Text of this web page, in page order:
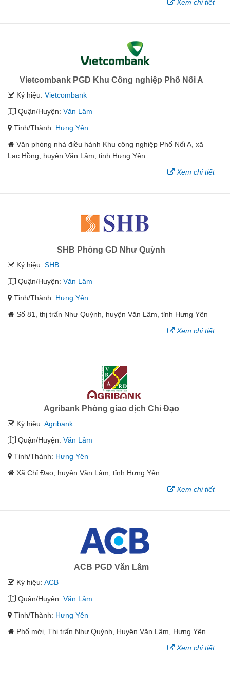
Xem chi tiết
Vietcombank PGD Khu Công nghiệp Phố Nối A
Ký hiệu: Vietcombank
Quận/Huyện: Văn Lâm
Tỉnh/Thành: Hưng Yên
Văn phòng nhà điều hành Khu công nghiệp Phố Nối A, xã
Lạc Hồng, huyện Văn Lâm, tỉnh Hưng Yên
Xem chi tiết
SHB Phòng GD Như Quỳnh
Ký hiệu: SHB
Quận/Huyện: Văn Lâm
Tỉnh/Thành: Hưng Yên
Số 81, thị trấn Như Quỳnh, huyện Văn Lâm, tỉnh Hưng Yên
Xem chi tiết
Agribank Phòng giao dịch Chỉ Đạo
Ký hiệu: Agribank
Quận/Huyện: Văn Lâm
Tỉnh/Thành: Hưng Yên
Xã Chỉ Đạo, huyện Văn Lâm, tỉnh Hưng Yên
Xem chi tiết
ACB PGD Văn Lâm
Ký hiệu: ACB
Quận/Huyện: Văn Lâm
Tỉnh/Thành: Hưng Yên
Phố mới, Thị trấn Như Quỳnh, Huyện Văn Lâm, Hưng Yên
Xem chi tiết